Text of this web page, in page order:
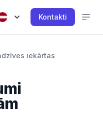
Kontakti
iekārtas